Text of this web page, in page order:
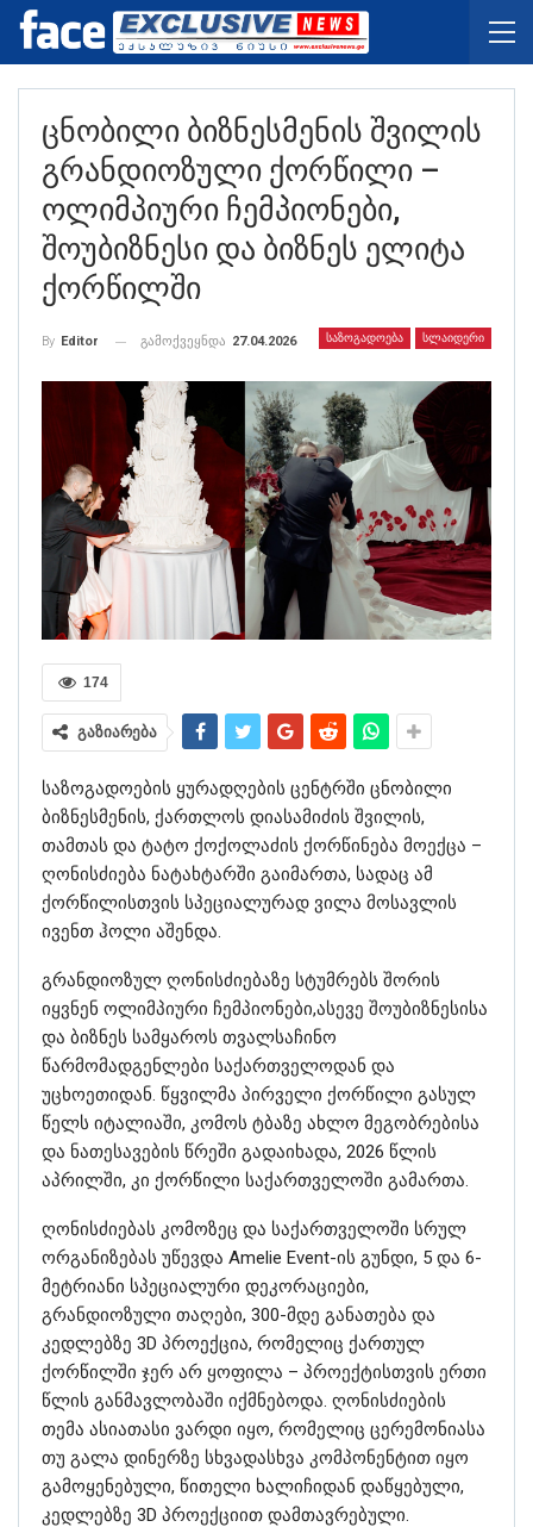
Ცნობილი Ბიზნესმენის Შვილის
Გრანდიოზული Ქორწილი –
Ოლიმპიური Ჩემპიონები,
Შოუბიზნესი Და Ბიზნეს Ელიტა
Ქორწილში
ᲡᲐᲖᲝᲒᲐᲓᲝᲔᲑᲐ ᲡᲚᲐᲘᲓᲔᲠᲘ
By Editor გამოქვეყნდა 27.04.2026
174
გაზიარება
საზოგადოების ყურადღების ცენტრში ცნობილი
ბიზნესმენის, ქართლოს დიასამიძის შვილის,
თამთას და ტატო ქოქოლაძის ქორწინება მოექცა –
ღონისძიება ნატახტარში გაიმართა, სადაც ამ
ქორწილისთვის სპეციალურად ვილა მოსავლის
ივენთ ჰოლი აშენდა.
გრანდიოზულ ღონისძიებაზე სტუმრებს შორის
იყვნენ ოლიმპიური ჩემპიონები,ასევე შოუბიზნესისა
და ბიზნეს სამყაროს თვალსაჩინო
წარმომადგენლები საქართველოდან და
უცხოეთიდან. წყვილმა პირველი ქორწილი გასულ
წელს იტალიაში, კომოს ტბაზე ახლო მეგობრებისა
და ნათესავების წრეში გადაიხადა, 2026 წლის
აპრილში, კი ქორწილი საქართველოში გამართა.
ღონისძიებას კომოზეც და საქართველოში სრულ
ორგანიზებას უწევდა Amelie Event-ის გუნდი, 5 და 6-
მეტრიანი სპეციალური დეკორაციები,
გრანდიოზული თაღები, 300-მდე განათება და
კედლებზე 3D პროექცია, რომელიც ქართულ
ქორწილში ჯერ არ ყოფილა – პროექტისთვის ერთი
წლის განმავლობაში იქმნებოდა. ღონისძიების
თემა ასიათასი ვარდი იყო, რომელიც ცერემონიასა
თუ გალა დინერზე სხვადასხვა კომპონენტით იყო
გამოყენებული, წითელი ხალიჩიდან დაწყებული,
კედლებზე 3D პროექციით დამთავრებული.